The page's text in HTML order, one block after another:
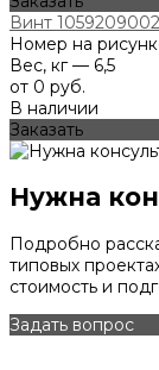
Винт
Номер на
Вес, кг — 6,5
от 0 руб.
В наличии
Заказать
Нужна
Подробно
типовых
стоимость и
Задать вопрос